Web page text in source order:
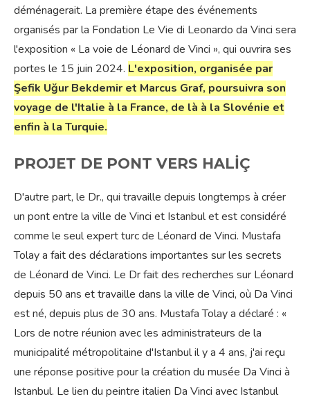
déménagerait. La première étape des événements
organisés par la Fondation Le Vie di Leonardo da Vinci sera
l'exposition « La voie de Léonard de Vinci », qui ouvrira ses
portes le 15 juin 2024. L'exposition, organisée par
Şefik Uğur Bekdemir et Marcus Graf, poursuivra son
voyage de l'Italie à la France, de là à la Slovénie et
enfin à la Turquie.
PROJET DE PONT VERS HALİÇ
D'autre part, le Dr., qui travaille depuis longtemps à créer
un pont entre la ville de Vinci et Istanbul et est considéré
comme le seul expert turc de Léonard de Vinci. Mustafa
Tolay a fait des déclarations importantes sur les secrets
de Léonard de Vinci. Le Dr fait des recherches sur Léonard
depuis 50 ans et travaille dans la ville de Vinci, où Da Vinci
est né, depuis plus de 30 ans. Mustafa Tolay a déclaré : «
Lors de notre réunion avec les administrateurs de la
municipalité métropolitaine d'Istanbul il y a 4 ans, j'ai reçu
une réponse positive pour la création du musée Da Vinci à
Istanbul. Le lien du peintre italien Da Vinci avec Istanbul